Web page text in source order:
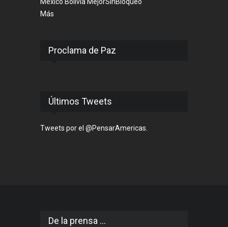
Más
Proclama de Paz
Últimos Tweets
Tweets por el @PensarAmericas.
De la prensa ...